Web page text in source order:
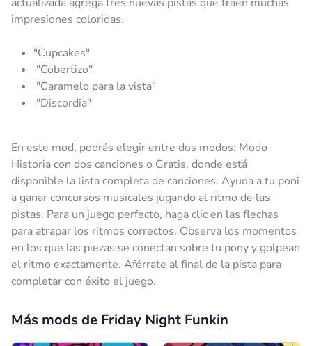
impresiones coloridas.
"Cupcakes"
"Cobertizo"
"Caramelo para la vista"
"Discordia"
En este mod, podrás elegir entre dos modos: Modo
Historia con dos canciones o Gratis, donde está
disponible la lista completa de canciones. Ayuda a tu poni
a ganar concursos musicales jugando al ritmo de las
pistas. Para un juego perfecto, haga clic en las flechas
para atrapar los ritmos correctos. Observa los momentos
en los que las piezas se conectan sobre tu pony y golpean
el ritmo exactamente. Aférrate al final de la pista para
completar con éxito el juego.
Más mods de Friday Night Funkin